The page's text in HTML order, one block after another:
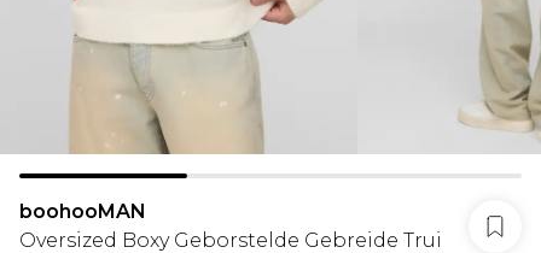
boohooMAN
Oversized Boxy Geborstelde Gebreide Trui